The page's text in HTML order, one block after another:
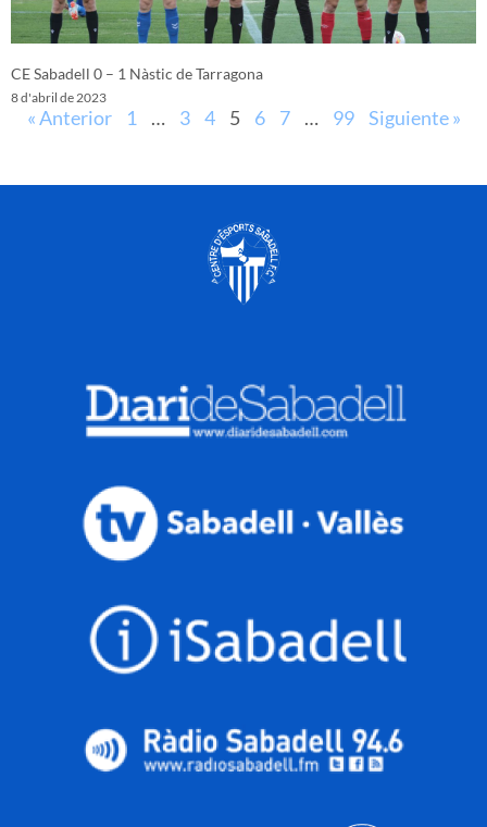
CE Sabadell 0 – 1 Nàstic de Tarragona
8 d'abril de 2023
« Anterior 1 … 3 4 5 6 7 … 99 Siguiente »